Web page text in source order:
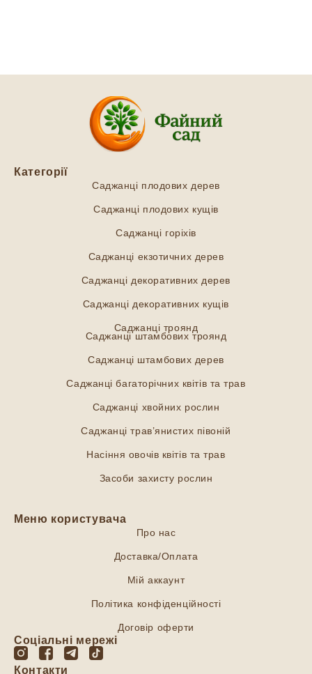
Категорії
Саджанці плодових дерев
Саджанці плодових кущів
Саджанці горіхів
Саджанці екзотичних дерев
Саджанці декоративних дерев
Саджанці декоративних кущів
Саджанці троянд
Саджанці штамбових троянд
Саджанці штамбових дерев
Саджанці багаторічних квітів та трав
Саджанці хвойних рослин
Саджанці трав’янистих півоній
Насіння овочів квітів та трав
Засоби захисту рослин
Меню користувача
Про нас
Доставка/Оплата
Мій аккаунт
Політика конфіденційності
Договір оферти
Соціальні мережі
Контакти